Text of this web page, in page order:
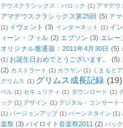
デウスクラシックス：バロック (1) アマデウ
アマデウスクラシックス第25回 (5) ア
(1) イヴェント (3) インターネット (1) イ
ィーン・フィル (2) エプソン (3) エレー
オリジナル盤通販：2011年4月30日 (5)
(1) お誕生日おめでとうございます。 (5)
(2) カストラート (1) カラヤン (1) くまもと
グリムス (1) グリムス成長記録 (19)
ベル (1) セキュリティ (1) ダウンロード (1)
ック (1) デザイン (1) デジタル・コンサート
(1) バージョンアップ (1) バーンスタイン (1)
楽祭 (3) バイロイト音楽祭2011 (2) バッ